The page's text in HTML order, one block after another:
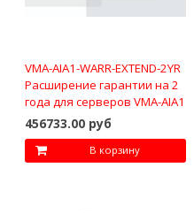
VMA-AIA1-WARR-EXTEND-2YR
Расширение гарантии на 2
года для серверов VMA-AIA1
456733.00 руб
В корзину